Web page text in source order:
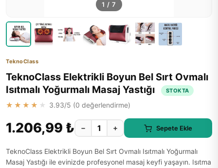
1 / 7
TeknoClass
TeknoClass Elektrikli Boyun Bel Sırt Ovmalı
Isıtmalı Yoğurmalı Masaj Yastığı
STOKTA
★★★★★ 3.93/5 (0 değerlendirme)
1.206,99 ₺ − + Sepete Ekle
TeknoClass Elektrikli Boyun Bel Sırt Ovmalı Isıtmalı Yoğurmalı
Masaj Yastığı ile evinizde profesyonel masaj keyfi yaşayın. Isıtma